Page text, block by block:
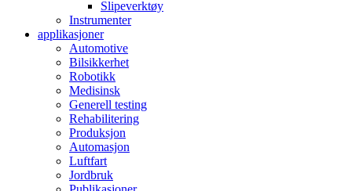
Slipeverktøy
Instrumenter
applikasjoner
Automotive
Bilsikkerhet
Robotikk
Medisinsk
Generell testing
Rehabilitering
Produksjon
Automasjon
Luftfart
Jordbruk